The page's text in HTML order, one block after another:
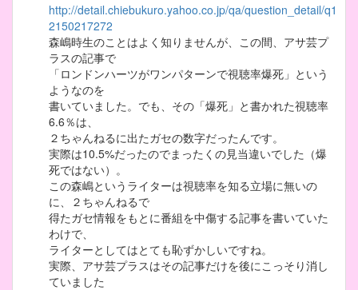
http://detail.chiebukuro.yahoo.co.jp/qa/question_detail/q1
2150217272
森嶋時生のことはよく知りませんが、この間、アサ芸プ
ラスの記事で
「ロンドンハーツがワンパターンで視聴率爆死」という
ようなのを
書いていました。でも、その「爆死」と書かれた視聴率
6.6％は、
２ちゃんねるに出たガセの数字だったんです。
実際は10.5%だったのでまったくの見当違いでした（爆
死ではない）。
この森嶋というライターは視聴率を知る立場に無いの
に、２ちゃんねるで
得たガセ情報をもとに番組を中傷する記事を書いていた
わけで、
ライターとしてはとても恥ずかしいですね。
実際、アサ芸プラスはその記事だけを後にこっそり消し
ていました